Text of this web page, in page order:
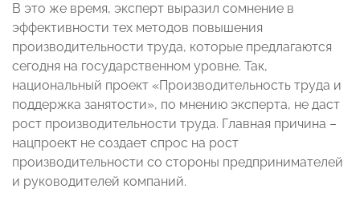
В это же время, эксперт выразил сомнение в
эффективности тех методов повышения
производительности труда, которые предлагаются
сегодня на государственном уровне. Так,
национальный проект «Производительность труда и
поддержка занятости», по мнению эксперта, не даст
рост производительности труда. Главная причина –
нацпроект не создает спрос на рост
производительности со стороны предпринимателей
и руководителей компаний.